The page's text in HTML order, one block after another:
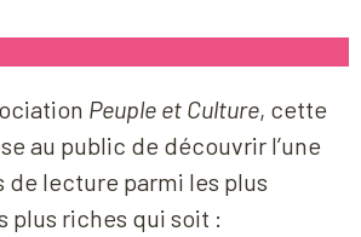
Peuple et Culture, cette
au public de découvrir l’une
de lecture parmi les plus
plus riches qui soit :